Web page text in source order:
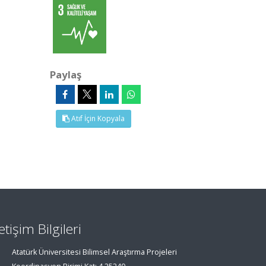
Paylaş
Atıf İçin Kopyala
Bilgileri
Atatürk Üniversitesi Bilimsel Araştırma Projeleri